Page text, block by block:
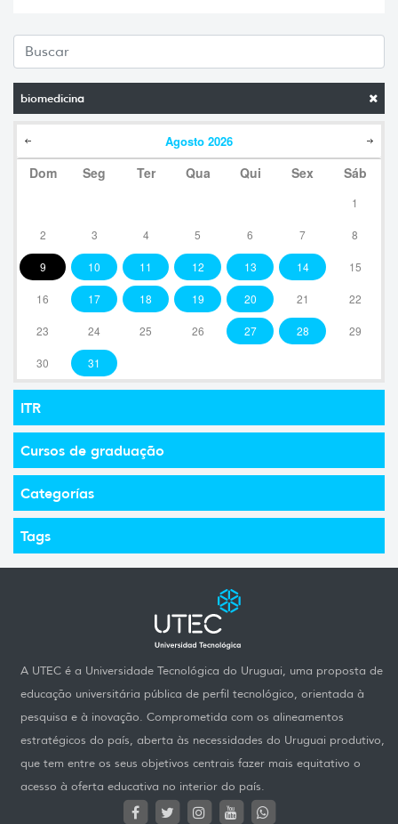
biomedicina
Agosto 2026
Dom Seg Ter Qua Qui Sex Sáb
1
2 3 4 5 6 7 8
9 10 11 12 13 14 15
16 17 18 19 20 21 22
23 24 25 26 27 28 29
30 31
ITR
Cursos de graduação
Categorías
Tags
A UTEC é a Universidade Tecnológica do Uruguai, uma proposta de
educação universitária pública de perfil tecnológico, orientada à
pesquisa e à inovação. Comprometida com os alineamentos
estratégicos do país, aberta às necessidades do Uruguai produtivo,
que tem entre os seus objetivos centrais fazer mais equitativo o
acesso à oferta educativa no interior do país.